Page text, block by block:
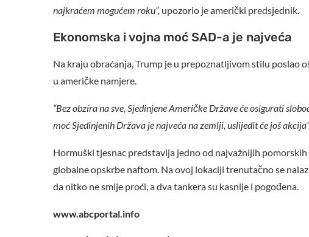
najkraćem mogućem roku”, upozorio je američki predsjednik.
Ekonomska i vojna moć SAD-a je najveća
Na kraju obraćanja, Trump je u prepoznatljivom stilu poslao
u američke namjere.
“Bez obzira na sve, Sjedinjene Američke Države će osigurati
moć Sjedinjenih Država je najveća na zemlji, uslijedit će još
Hormuški tjesnac predstavlja jedno od najvažnijih
globalne opskrbe naftom. Na ovoj lokaciji trenutačno se
da nitko ne smije proći, a dva tankera su kasnije i pogođena.
www.abcportal.info